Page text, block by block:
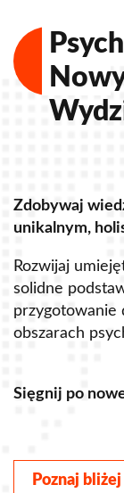
1.
w
Jesteśmy
umiejętnie
Budujemy
wiedzy od
naszych
Studiuj i ucz
Poznaj